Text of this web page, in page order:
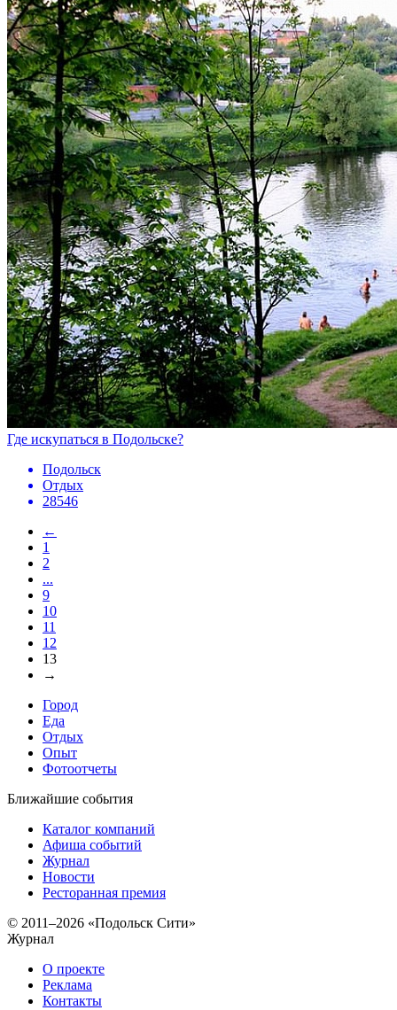
Где искупаться в Подольске?
Подольск
Отдых
28546
←
1
2
...
9
10
11
12
13
→
Город
Еда
Отдых
Опыт
Фотоотчеты
Ближайшие события
Каталог компаний
Афиша событий
Журнал
Новости
Ресторанная премия
© 2011–2026 «Подольск Сити»
Журнал
О проекте
Реклама
Контакты